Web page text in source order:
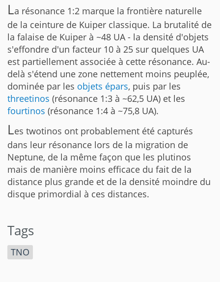
La résonance 1:2 marque la frontière naturelle
de la ceinture de Kuiper classique. La brutalité de
la falaise de Kuiper à ~48 UA - la densité d'objets
s'effondre d'un facteur 10 à 25 sur quelques UA
est partiellement associée à cette résonance. Au-
delà s'étend une zone nettement moins peuplée,
dominée par les objets épars, puis par les
threetinos (résonance 1:3 à ~62,5 UA) et les
fourtinos (résonance 1:4 à ~75,8 UA).
Les twotinos ont probablement été capturés
dans leur résonance lors de la migration de
Neptune, de la même façon que les plutinos
mais de manière moins efficace du fait de la
distance plus grande et de la densité moindre du
disque primordial à ces distances.
Tags
TNO